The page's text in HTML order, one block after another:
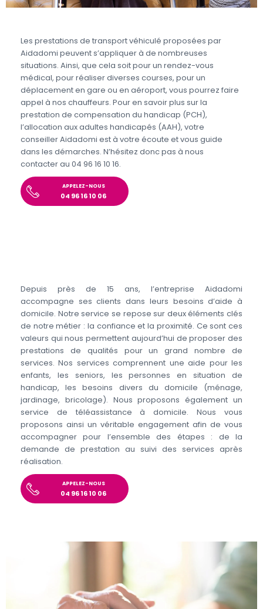
Les prestations de transport véhiculé proposées par
Aidadomi peuvent s’appliquer à de nombreuses
situations. Ainsi, que cela soit pour un rendez-vous
médical, pour réaliser diverses courses, pour un
déplacement en gare ou en aéroport, vous pourrez faire
appel à nos chauffeurs. Pour en savoir plus sur la
prestation de compensation du handicap (PCH),
l’allocation aux adultes handicapés (AAH), votre
conseiller Aidadomi est à votre écoute et vous guide
dans les démarches. N’hésitez donc pas à nous
contacter au 04 96 16 10 16.
APPELEZ-NOUS
04 96 16 10 06
Depuis près de 15 ans, l’entreprise Aidadomi
accompagne ses clients dans leurs besoins d’aide à
domicile. Notre service se repose sur deux éléments clés
de notre métier : la confiance et la proximité. Ce sont ces
valeurs qui nous permettent aujourd’hui de proposer des
prestations de qualités pour un grand nombre de
services. Nos services comprennent une aide pour les
enfants, les seniors, les personnes en situation de
handicap, les besoins divers du domicile (ménage,
jardinage, bricolage). Nous proposons également un
service de téléassistance à domicile. Nous vous
proposons ainsi un véritable engagement afin de vous
accompagner pour l’ensemble des étapes : de la
demande de prestation au suivi des services après
réalisation.
APPELEZ-NOUS
04 96 16 10 06